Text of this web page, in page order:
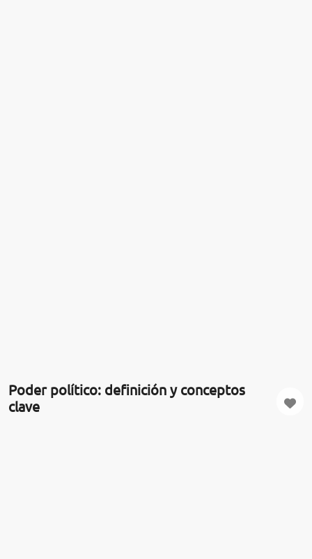
Poder político: definición y conceptos
clave